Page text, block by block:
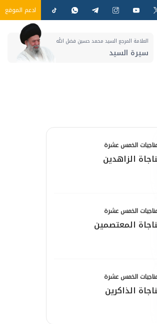
ادعم الموقع
العلامة المرجع السيد محمد حسين فضل الله
سيرة السيد
الخمس عشرة
الزاهدين
الخمس عشرة
المعتصمين
الخمس عشرة
الذاكرين